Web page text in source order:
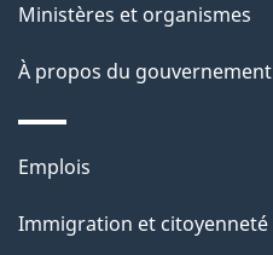
a
Ministères et organismes
À propos du gouvernement
Thèmes
sujets
Emplois
Immigration et citoyenneté